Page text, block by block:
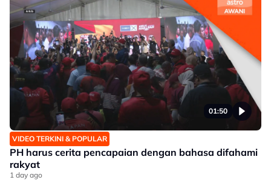
01:50
VIDEO TERKINI & POPULAR
PH harus cerita pencapaian dengan bahasa difahami
rakyat
1 day ago